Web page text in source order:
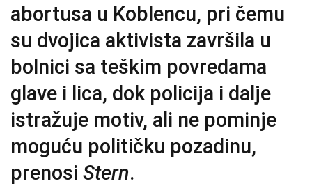
abortusa u Koblencu, pri čemu
su dvojica aktivista završila u
bolnici sa teškim povredama
glave i lica, dok policija i dalje
istražuje motiv, ali ne pominje
moguću političku pozadinu,
prenosi Stern.